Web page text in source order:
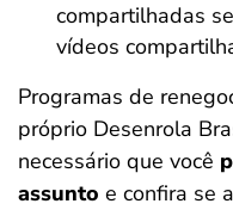
compartilhadas
vídeos
Programas de
próprio Desenrola
necessário que você
assunto e confira se